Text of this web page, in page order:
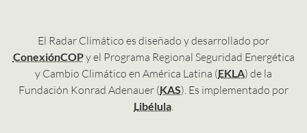
El Radar Climático es diseñado y desarrollado por
ConexiónCOPy el Programa Regional Seguridad Energética
y Cambio Climático en América Latina (EKLA) de la
Fundación Konrad Adenauer (KAS). Es implementado por
Libélula